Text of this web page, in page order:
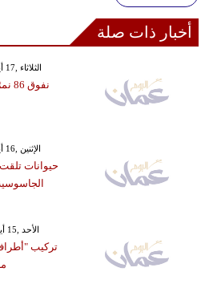
أخبار ذات صلة
GMT 06:31 2019 الثلاثاء ,17 أيلول / سبتمبر
GMT 05:39 2019 الإثنين ,16 أيلول / سبتمبر
حيوانات
GMT 03:29 2019 الأحد ,15 أيلول / سبتمبر
تركيب